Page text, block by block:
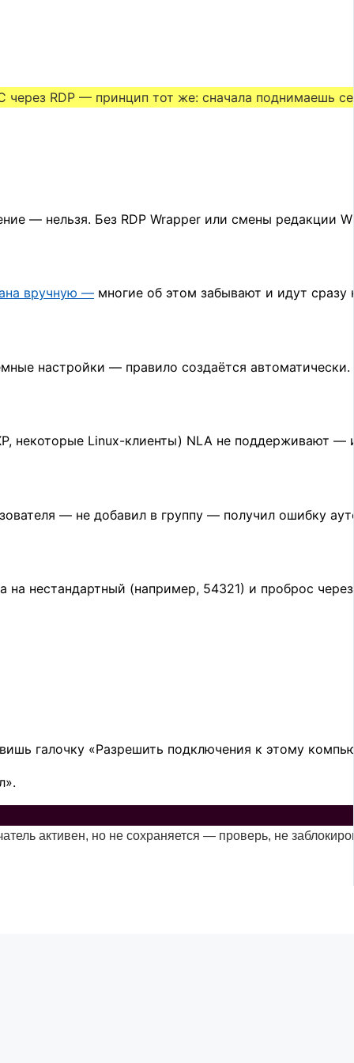
RDP — принцип тот же: сначала поднимаешь
— нельзя. Без RDP Wrapper или смены редакции
вручную — многие об этом забывают и идут сразу
настройки — правило создаётся
некоторые Linux-клиенты) NLA не поддерживают —
— не добавил в группу — получил ошибку
нестандартный (например, 54321) и проброс
галочку «Разрешить подключения к этому
активен, но не сохраняется — проверь, не